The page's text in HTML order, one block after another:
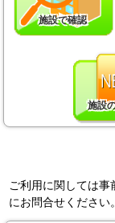
施設で確認
施設
ご利用に関しては
にお問合せください。